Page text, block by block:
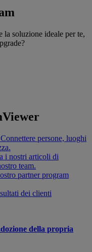
soluzione ideale per te,
Connettere persone, luoghi
i nostri articoli di
team.
partner program
dei clienti
della propria